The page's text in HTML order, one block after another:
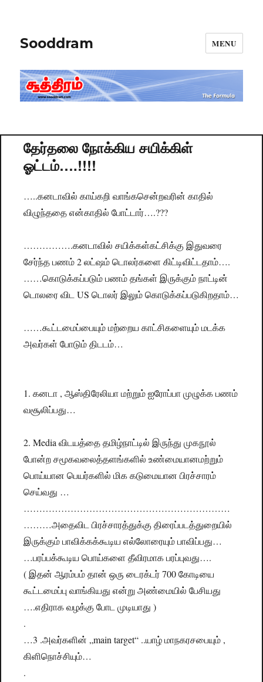
Sooddram MENU
தேர்தலை நோக்கிய சயிக்கிள்
ஓட்டம்….!!!!
…..கனடாவில் காய்கறி வாங்கசென்றவரின் காதில்
விழுந்ததை என்காதில் போட்டார்….???
…………….கனடாவில் சயிக்கள்கட்சிக்கு இதுவரை
சேர்ந்த பணம் 2 லட்ஷம் டொலர்களை கிட்டிவிட்டதாம்….
……கொடுக்கப்படும் பணம் தங்கள் இருக்கும் நாட்டின்
டொலரை விட US டொலர் இலும் கொடுக்கப்படுகிறதாம்…
……கூட்டமைப்பையும் மற்றைய காட்சிகளையும் மடக்க
அவர்கள் போடும் திடடம்…
1. கனடா , ஆஸ்திரேலியா மற்றும் ஐரோப்பா முழுக்க பணம்
வசூலிப்பது…
2. Media விடயத்தை தமிழ்நாட்டில் இருந்து முகநூல்
போன்ற சமூகவலைத்தளங்களில் உண்மையானமற்றும்
பொய்யான பெயர்களில் மிக கடுமையான பிரச்சாரம்
செய்வது …
…………………………………………………………
………அதைவிட பிரச்சாரத்துக்கு திரைப்படத்துறையில்
இருக்கும் பாவிக்கக்கூடிய எல்லோரையும் பாவிப்பது…
…பரப்பக்கூடிய பொய்களை தீவிரமாக பரப்புவது….
( இதன் ஆரம்பம் தான் ஒரு டைரக்டர் 700 கோடியை
கூட்டமைப்பு வாங்கியது என்று அண்மையில் பேசியது
….எதிராக வழக்கு போட முடியாது )
.
…3 .அவர்களின் „main target“ ..யாழ் மாநகரசபையும் ,
கிளிநொச்சியும்…
.